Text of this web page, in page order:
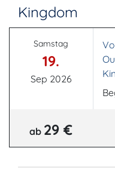
Kingdom
Samstag
19.
Sep 2026
ab 29 €